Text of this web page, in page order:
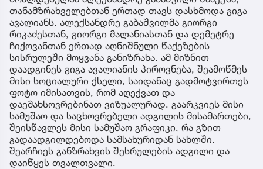
თანამზრახველებთან ერთად თავს დასხმოდა გიგა
ავალიანს. ალექსანდრე გაბაშვილმა გიორგი
რიკაძესთან, გიორგი მალანიასთან და დემეტრე
ჩიქოვანთან ერთად აღნიშნული წაქეზების
სისრულეში მოყვანა განიზრახა. ამ მიზნით
დაადგინეს გიგა ავალიანის პიროვნება, შეამოწმეს
მისი სოციალური ქსელი, საიდანაც გადმოტვირთეს
ფოტო იმისათვის, რომ აღექვათ და
დაემახსოვრებინათ ვიზუალურად. გაარკვიეს მისი
სამუშაო და საცხოვრებელი ადგილის მისამართები,
შეისწავლეს მისი სამუშაო გრაფიკი, რა გზით
გადაადგილდებოდა სამსახურიდან სახლში.
შეარჩიეს განზრახვის შესრულების ადგილი და
დაიწყეს თვალთვალი.